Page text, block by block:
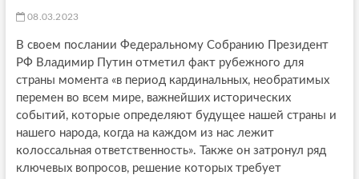
08.03.2023
В своем послании Федеральному Собранию Президент
РФ Владимир Путин отметил факт рубежного для
страны момента «в период кардинальных, необратимых
перемен во всем мире, важнейших исторических
событий, которые определяют будущее нашей страны и
нашего народа, когда на каждом из нас лежит
колоссальная ответственность». Также он затронул ряд
ключевых вопросов, решение которых требует